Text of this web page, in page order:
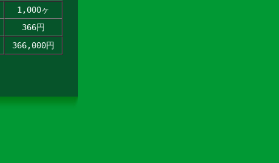
1,000ヶ
366円
366,000円